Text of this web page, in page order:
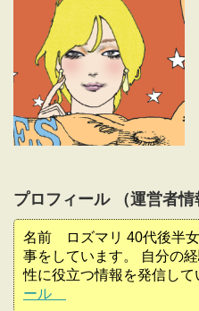
プロフィール （運営者情
名前 ロズマリ 40代後半
事をしています。 自分の
性に役立つ情報を発信して
ール